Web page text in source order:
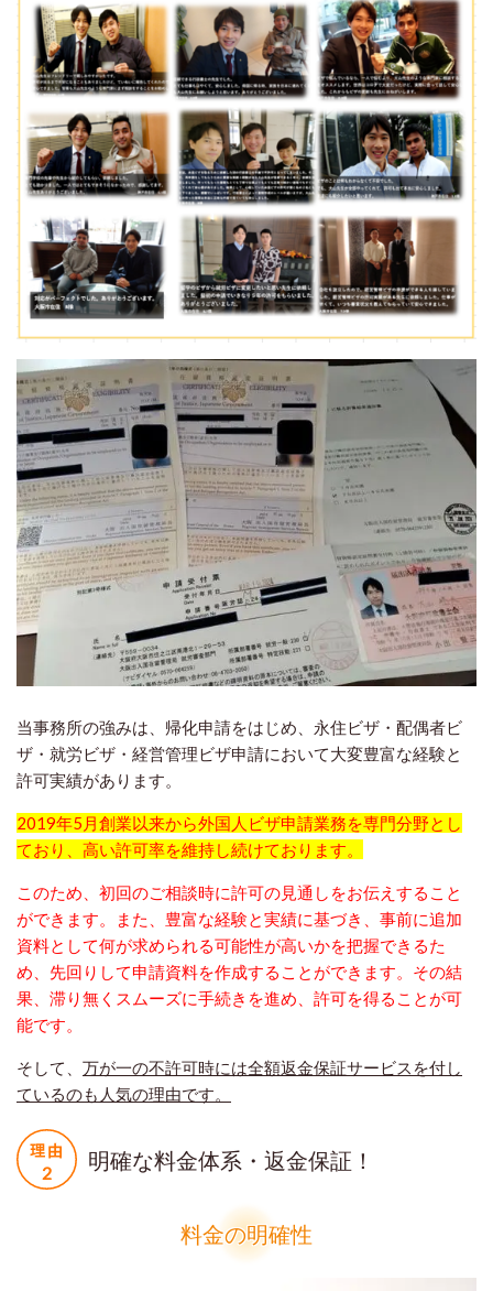
当事務所の強みは、帰化申請をはじめ、永住ビザ・配偶者ビ
ザ・就労ビザ・経営管理ビザ申請において大変豊富な経験と
許可実績があります。
2019年5月創業以来から外国人ビザ申請業務を専門分野とし
ており、高い許可率を維持し続けております。
このため、初回のご相談時に許可の見通しをお伝えすること
ができます。また、豊富な経験と実績に基づき、事前に追加
資料として何が求められる可能性が高いかを把握できるた
め、先回りして申請資料を作成することができます。その結
果、滞り無くスムーズに手続きを進め、許可を得ることが可
能です。
そして、 万が一の不許可時には全額返金保証サービスを付し
ているのも人気の理由です。
明確な料金体系・返金保証！
料金の明確性